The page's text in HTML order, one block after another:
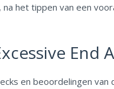
het tippen van een
End
en beoordelingen